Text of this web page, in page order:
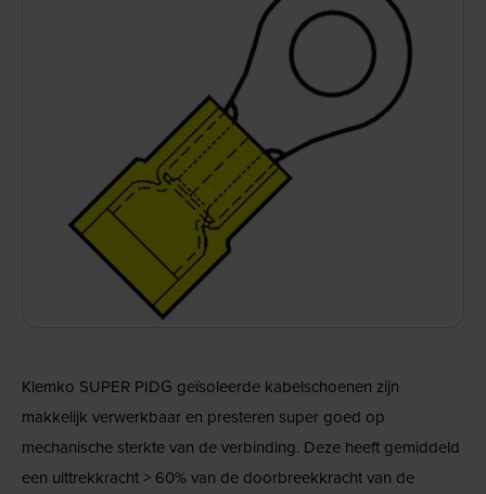
Klemko SUPER PIDG geïsoleerde kabelschoenen zijn
makkelijk verwerkbaar en presteren super goed op
mechanische sterkte van de verbinding. Deze heeft gemiddeld
een uittrekkracht > 60% van de doorbreekkracht van de